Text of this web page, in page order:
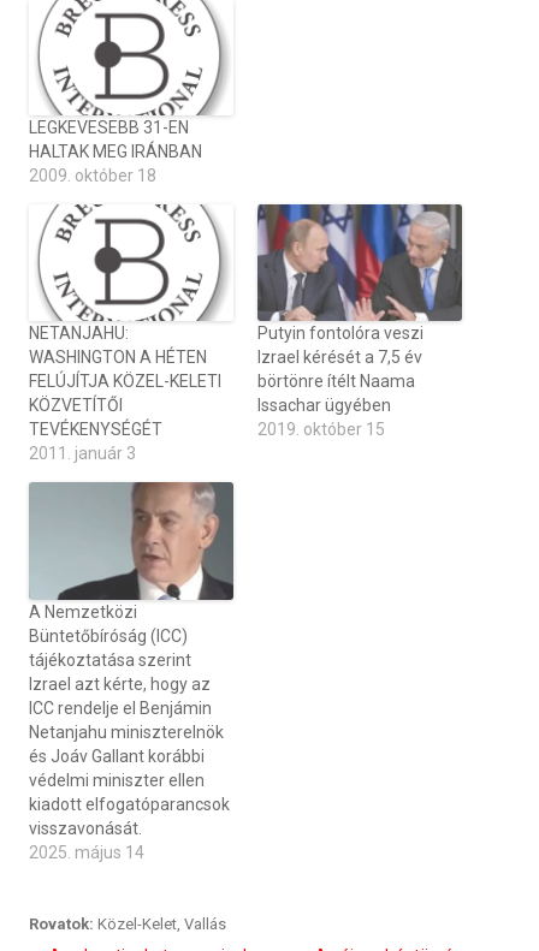
LEGKEVESEBB 31-EN
HALTAK MEG IRÁNBAN
2009. október 18
NETANJAHU:
WASHINGTON A HÉTEN
FELÚJÍTJA KÖZEL-KELETI
KÖZVETÍTŐI
TEVÉKENYSÉGÉT
2011. január 3
Putyin fontolóra veszi
Izrael kérését a 7,5 év
börtönre ítélt Naama
Issachar ügyében
2019. október 15
A Nemzetközi
Büntetőbíróság (ICC)
tájékoztatása szerint
Izrael azt kérte, hogy az
ICC rendelje el Benjámin
Netanjahu miniszterelnök
és Joáv Gallant korábbi
védelmi miniszter ellen
kiadott elfogatóparancsok
visszavonását.
2025. május 14
Rovatok: Közel-Kelet Vallás